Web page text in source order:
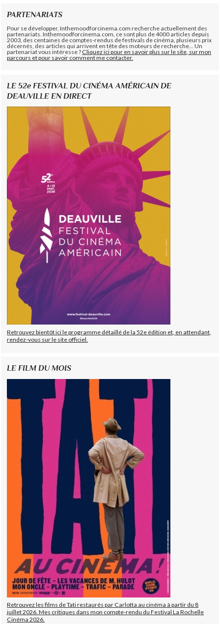
PARTENARIATS
Pour se développer, Inthemoodforcinema.com recherche actuellement des
partenariats. Inthemoodforcinema.com, ce sont plus de 4000 articles depuis
2003, des centaines de comptes-rendus de festivals de cinéma, plusieurs prix
décernés, des articles qui arrivent en tête des moteurs de recherche... Un
partenariat vous intéresse ?Cliquez ici pour en savoir plus sur le site, sur mon
parcours et pour savoir comment me contacter.
LE 52e FESTIVAL DU CINÉMA AMÉRICAIN DE
DEAUVILLE EN DIRECT
Retrouvez bientôt ici le programme détaillé de la 52e édition et, en attendant,
rendez-vous sur le site officiel.
LE FILM DU MOIS
Retrouvez les films de Tati restaurés par Carlotta au cinéma à partir du 8
juillet 2026. Mes critiques dans mon compte-rendu du Festival La Rochelle
Cinéma 2026.